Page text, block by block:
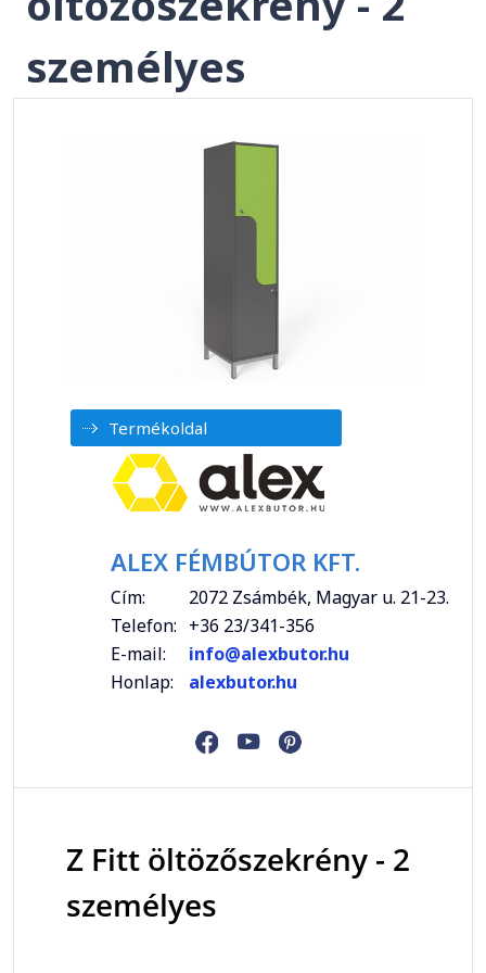
személyes
Termékoldal
ALEX FÉMBÚTOR KFT.
Cím:
2072 Zsámbék, Magyar u. 21-23.
Telefon: +36 23/341-356
E-mail:
info@alexbutor.hu
Honlap:
alexbutor.hu
Z Fitt öltözőszekrény - 2
személyes